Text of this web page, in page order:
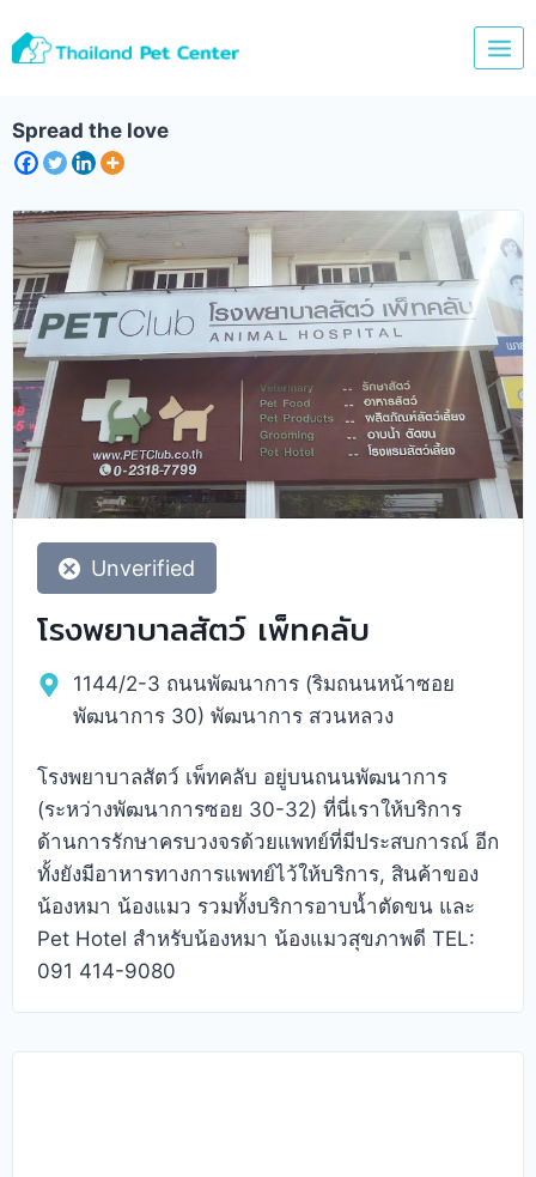
to
Spread the love
Unverified
โรงพยาบาลสัตว์ เพ็ทคลับ
1144/2-3 ถนนพัฒนาการ (ริมถนนหน้าซอย
พัฒนาการ 30) พัฒนาการ สวนหลวง
โรงพยาบาลสัตว์ เพ็ทคลับ อยู่บนถนนพัฒนาการ
(ระหว่างพัฒนาการซอย 30-32) ที่นี่เราให้บริการ
ด้านการรักษาครบวงจรด้วยแพทย์ที่มีประสบการณ์ อีก
ทั้งยังมีอาหารทางการแพทย์ไว้ให้บริการ, สินค้าของ
น้องหมา น้องแมว รวมทั้งบริการอาบน้ำตัดขน และ
Pet Hotel สำหรับน้องหมา น้องแมวสุขภาพดี TEL:
091 414-9080